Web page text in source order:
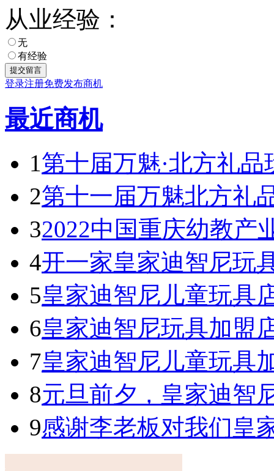
从业经验：
无
有经验
登录注册免费发布商机
最近商机
1第十届万魅·北方礼
2第十一届万魅北方礼
32022中国重庆幼教产
4开一家皇家迪智尼玩
5皇家迪智尼儿童玩具
6皇家迪智尼玩具加盟
7皇家迪智尼儿童玩具
8元旦前夕，皇家迪智
9感谢李老板对我们皇